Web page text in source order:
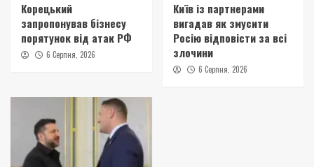
Корецький
запропонував бізнесу
порятунок від атак РФ
6 Серпня, 2026
Київ із партнерами
вигадав як змусити
Росію відповісти за всі
злочини
6 Серпня, 2026